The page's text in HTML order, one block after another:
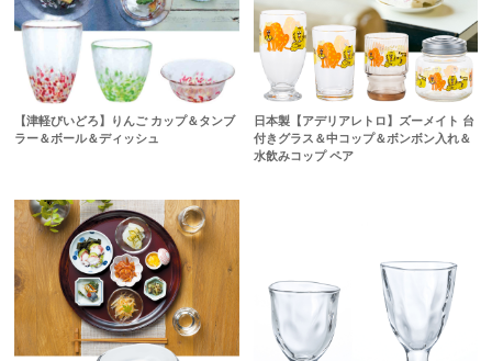
【津軽びいどろ】りんご カップ＆タンブ
ラー＆ボール＆ディッシュ
日本製【アデリアレトロ】ズーメイト 台
付きグラス＆中コップ＆ボンボン入れ＆
水飲みコップ ペア